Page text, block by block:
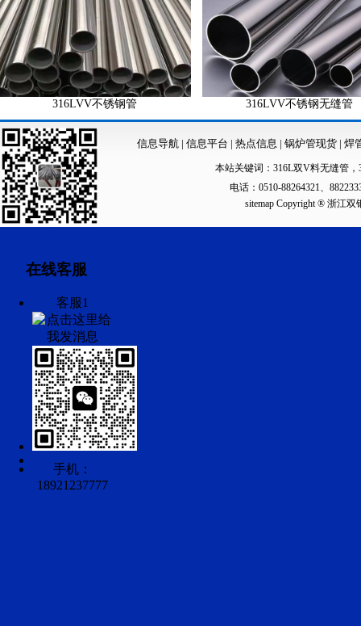
316LVV不锈钢管 316LVV不锈钢无缝管
信息导航| 信息平台 | 热点信息 | 锅炉管现货 | 焊
本站关键词： 316L双V料无缝管 ，
电话：0510-88264321、
sitemapCopyright ® 浙江双
在线客服
客服1
手机：
18921237777